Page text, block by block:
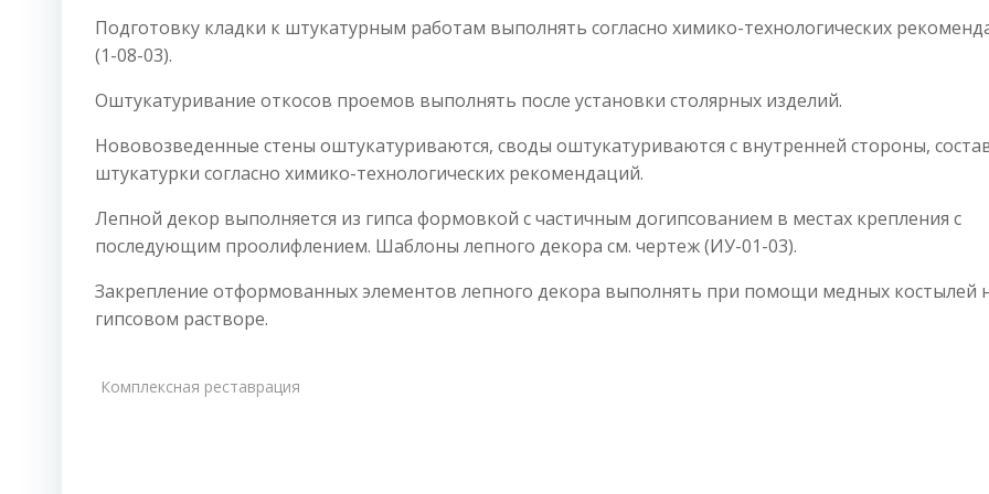
Подготовку кладки к штукатурным работам выполнять согласно химико-технологических
(1-08-03).
Оштукатуривание откосов проемов выполнять после установки столярных изделий.
Нововозведенные стены оштукатуриваются, своды оштукатуриваются с внутренней стороны,
штукатурки согласно химико-технологических рекомендаций.
Лепной декор выполняется из гипса формовкой с частичным догипсованием в местах крепления с
последующим проолифлением. Шаблоны лепного декора см. чертеж (ИУ-01-03).
Закрепление отформованных элементов лепного декора выполнять при помощи медных костылей
гипсовом растворе.
Комплексная реставрация